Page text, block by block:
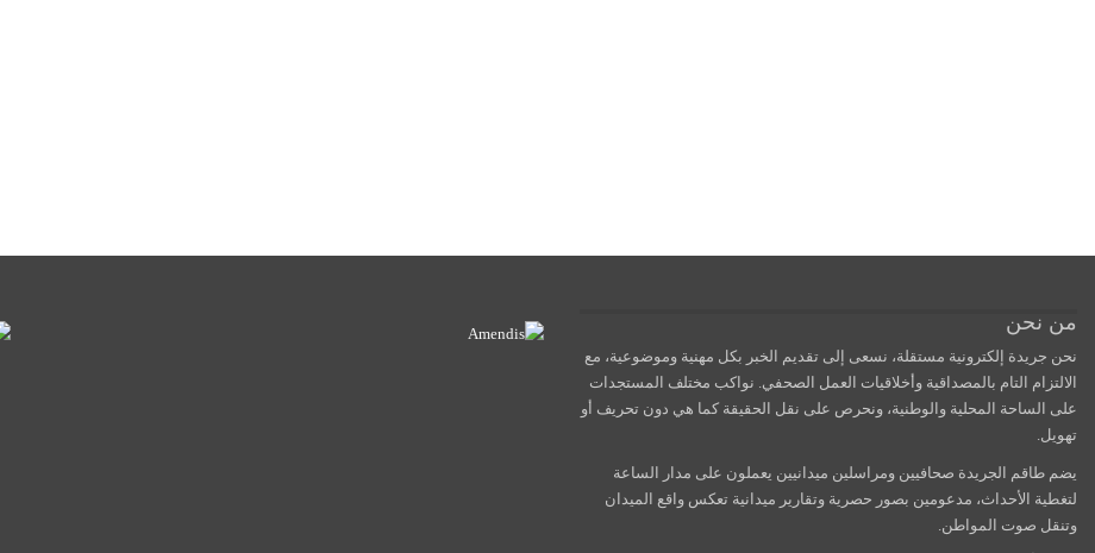
من نحن
نحن جريدة إلكترونية مستقلة، نسعى إلى تقديم الخبر بكل مهنية وموضوعية، مع
الالتزام التام بالمصداقية وأخلاقيات العمل الصحفي. نواكب مختلف المستجدات
على الساحة المحلية والوطنية، ونحرص على نقل الحقيقة كما هي دون تحريف أو
تهويل.
يضم طاقم الجريدة صحافيين ومراسلين ميدانيين يعملون على مدار الساعة
لتغطية الأحداث، مدعومين بصور حصرية وتقارير ميدانية تعكس واقع الميدان
وتنقل صوت المواطن.